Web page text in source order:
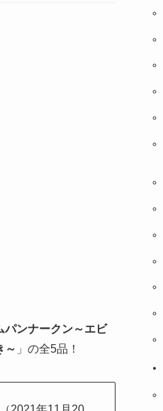
パンナークン～エビ
～ 」の全5品！